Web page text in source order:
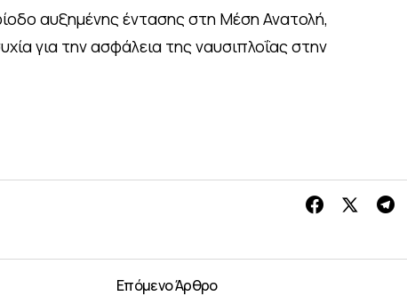
αυξημένης έντασης στη Μέση Ανατολή,
για την ασφάλεια της ναυσιπλοΐας στην
Επόμενο Άρθρο